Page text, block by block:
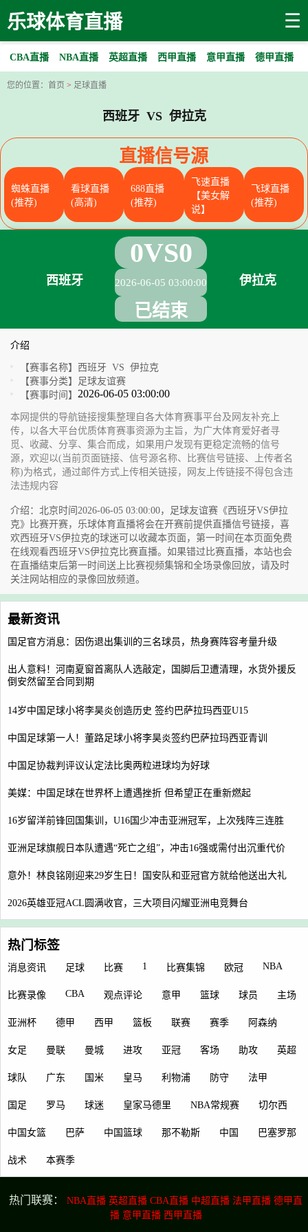
乐球体育直播 ☰
CBA直播 NBA直播 英超直播 西甲直播 意甲直播 德甲直播
您的位置： 首页 > 足球直播
西班牙 VS 伊拉克
直播信号源
蜘蛛直播
(推荐)
看球直播
(高清)
688直播
(推荐)
飞速直播
【美女解
说】
飞球直播
(推荐)
西班牙
0VS0
2026-06-05 03:00:00
已结束
伊拉克
介绍
【赛事名称】 西班牙 VS 伊拉克
【赛事分类】
足球友谊赛
【赛事时间】 2026-06-05 03:00:00
本网提供的导航链接搜集整理自各大体育赛事平台及网友补充上
传，以各大平台优质体育赛事资源为主旨，为广大体育爱好者寻
觅、收藏、分享、集合而成，如果用户发现有更稳定流畅的信号
源，欢迎以(当前页面链接、信号源名称、比赛信号链接、上传者名
称)为格式，通过邮件方式上传相关链接，网友上传链接不得包含违
法违规内容
介绍：北京时间2026-06-05 03:00:00，足球友谊赛《西班牙VS伊拉
克》比赛开赛，乐球体育直播将会在开赛前提供直播信号链接，喜
欢西班牙VS伊拉克的球迷可以收藏本页面，第一时间在本页面免费
在线观看西班牙VS伊拉克比赛直播。如果错过比赛直播，本站也会
在直播结束后第一时间送上比赛视频集锦和全场录像回放，请及时
关注网站相应的录像回放频道。
最新资讯
国足官方消息：因伤退出集训的三名球员，热身赛阵容考量升级
出人意料！河南夏窗首离队人选敲定，国脚后卫遭清理，水货外援反
倒安然留至合同到期
14岁中国足球小将李昊炎创造历史 签约巴萨拉玛西亚U15
中国足球第一人！董路足球小将李昊炎签约巴萨拉玛西亚青训
中国足协裁判评议认定法比奥两粒进球均为好球
美媒：中国足球在世界杯上遭遇挫折 但希望正在重新燃起
16岁留洋前锋回国集训，U16国少冲击亚洲冠军，上次残阵三连胜
亚洲足球旗舰日本队遭遇“死亡之组”，冲击16强或需付出沉重代价
意外！林良铭刚迎来29岁生日！国安队和亚冠官方就给他送出大礼
2026英雄亚冠ACL圆满收官，三大项目闪耀亚洲电竞舞台
热门标签
消息资讯 足球 比赛 1 比赛集锦 欧冠 NBA
比赛录像 CBA 观点评论 意甲 篮球 球员 主场
亚洲杯 德甲 西甲 篮板 联赛 赛季 阿森纳
女足 曼联 曼城 进攻 亚冠 客场 助攻 英超
球队 广东 国米 皇马 利物浦 防守 法甲
国足 罗马 球迷 皇家马德里 NBA常规赛 切尔西
中国女篮 巴萨 中国篮球 那不勒斯 中国 巴塞罗那
战术 本赛季
热门联赛： NBA直播 英超直播 CBA直播 中超直播 法甲直播 德甲直
播 意甲直播 西甲直播